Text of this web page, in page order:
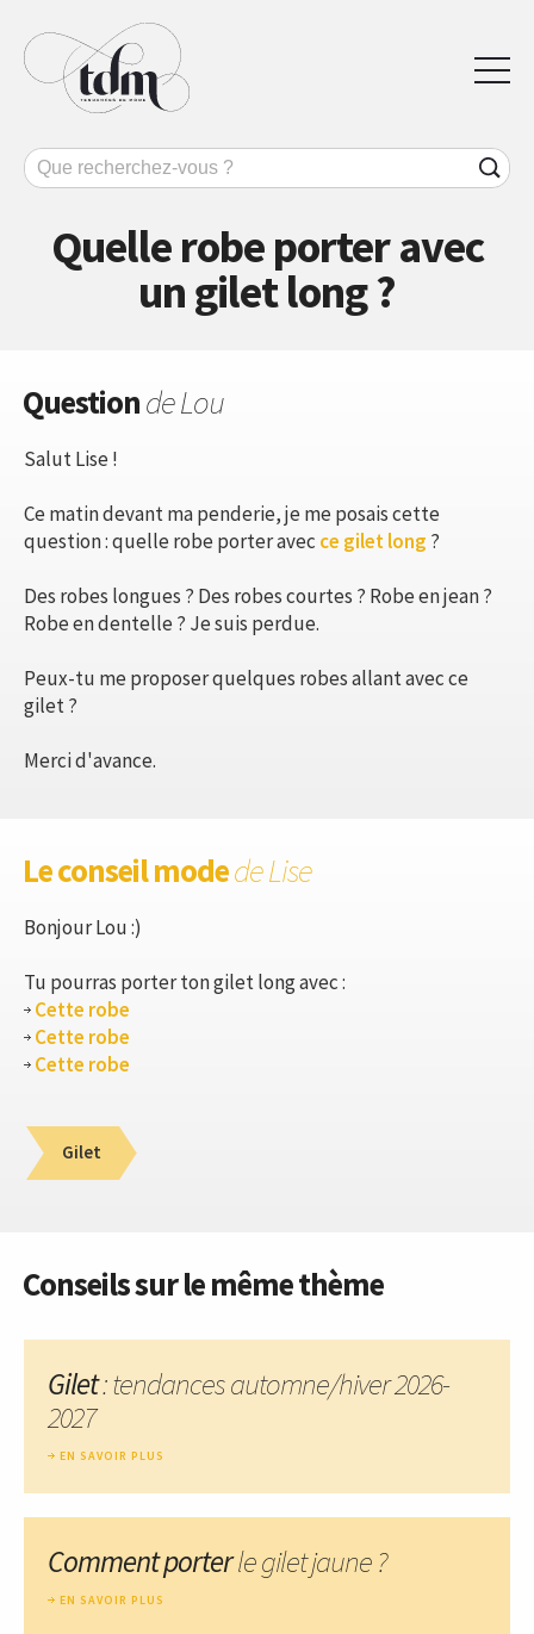
Quelle robe porter avec
un gilet long ?
Questionde Lou
Salut Lise !
Ce matin devant ma penderie, je me posais cette
question : quelle robe porter avec ce gilet long ?
Des robes longues ? Des robes courtes ? Robe en jean ?
Robe en dentelle ? Je suis perdue.
Peux-tu me proposer quelques robes allant avec ce
gilet ?
Merci d'avance.
Le conseil modede Lise
Bonjour Lou :)
Tu pourras porter ton gilet long avec :
Cette robe
Cette robe
Cette robe
Gilet
Conseils sur le même thème
Gilet: tendances automne/hiver 2026-
2027
EN SAVOIR PLUS
Comment porterle gilet jaune ?
EN SAVOIR PLUS